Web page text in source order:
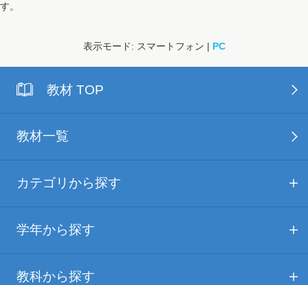
す。
表示モード: スマートフォン | PC
教材 TOP
教材一覧
カテゴリから探す
学年から探す
教科から探す